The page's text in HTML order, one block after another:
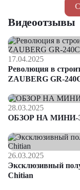
Видеоотзывы
17.04.2025
Революция в
ZAUBERG GR-
28.03.2025
ОБЗОР НА МИНИ-
26.03.2025
Эксклюзивный
Chitian